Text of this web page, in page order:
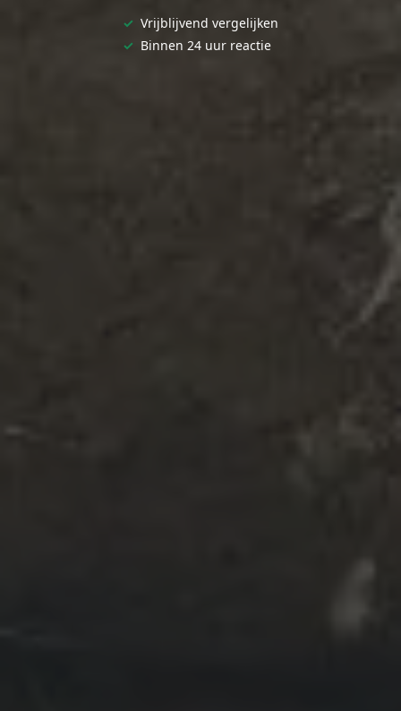
✓ Vrijblijvend vergelijken
✓ Binnen 24 uur reactie